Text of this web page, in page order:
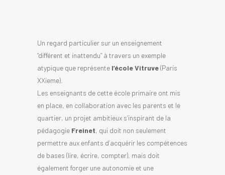
Un regard particulier sur un enseignement
“différent et inattendu” à travers un exemple
atypique que représente l’école Vitruve(Paris
XXieme).
Les enseignants de cette école primaire ont mis
en place, en collaboration avec les parents et le
quartier, un projet ambitieux s’inspirant de la
pédagogie Freinet, qui doit non seulement
permettre aux enfants d’acquérir les compétences
de bases (lire, écrire, compter), mais doit
également forger une autonomie et une